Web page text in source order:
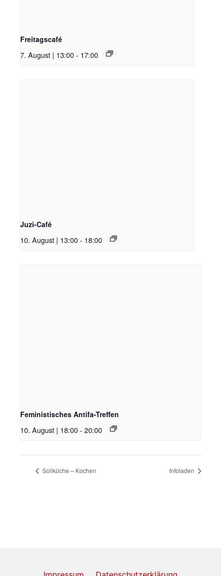
Freitagscafé
7. August | 13:00- 17:00
Juzi-Café
10. August | 13:00- 18:00
Feministisches Antifa-Treffen
10. August | 18:00- 20:00
Soliküche – Kochen Infoladen